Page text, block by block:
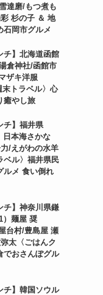
達磨/もつ煮も
杉の子 ＆ 地
石岡市グルメ
チ】北海道函館
倉神社/函館市
ザキ洋服
トラベル〉心
癒やし旅
チ】福井県
日本海さかな
/えがわの水羊
ベル〉福井県民
ルメ 食い倒れ
チ】神奈川県鎌
）麺屋 奨
台村/豊島屋 瀬
太〈ごはんク
でおさんぽグル
チ】韓国ソウル